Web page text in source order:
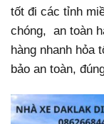
tốt đi các tỉnh
chóng, an toàn
hàng nhanh hỏa
bảo an toàn,